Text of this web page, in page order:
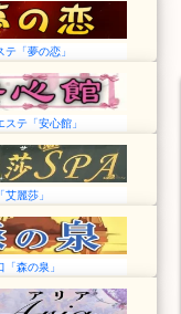
「夢の恋」
テ「安心館」
麗莎」
「森の泉」